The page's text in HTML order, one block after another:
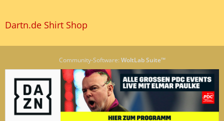
Dartn.de Shirt Shop
Community-Software: WoltLab Suite™